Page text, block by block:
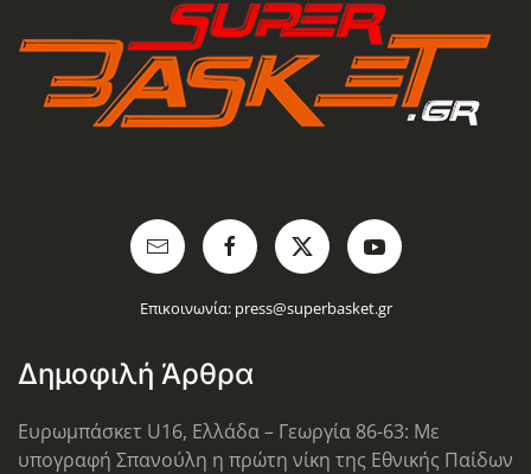
Επικοινωνία: press@superbasket.gr
Δημοφιλή Άρθρα
Ευρωμπάσκετ U16, Ελλάδα – Γεωργία 86-63: Με
υπογραφή Σπανούλη η πρώτη νίκη της Εθνικής Παίδων